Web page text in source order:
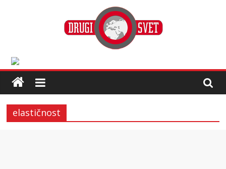
elastičnost